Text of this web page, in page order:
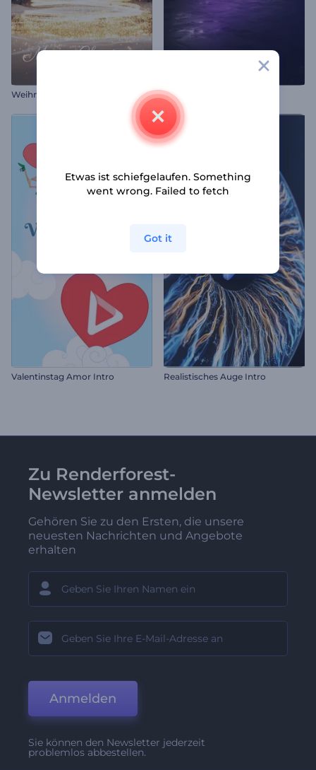
Weihnachtsnachtwunder-Intro 3D-Pixel-Intro
Valentinstag Amor Intro Realistisches Auge Intro
Zu Renderforest-
Newsletter anmelden
Gehören Sie zu den Ersten, die unsere
neuesten Nachrichten und Angebote
erhalten
Anmelden
Sie können den Newsletter jederzeit
problemlos abbestellen.
Etwas ist schiefgelaufen. Something
went wrong. Failed to fetch
Got it